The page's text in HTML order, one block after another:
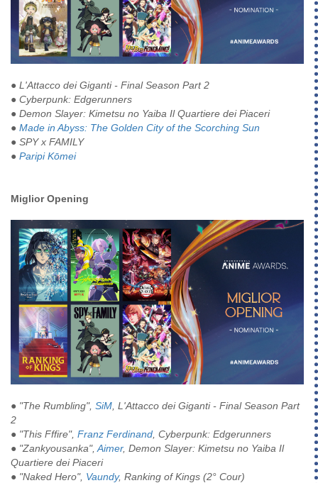
● L'Attacco dei Giganti - Final Season Part 2
● Cyberpunk: Edgerunners
● Demon Slayer: Kimetsu no Yaiba Il Quartiere dei Piaceri
● Made in Abyss: The Golden City of the Scorching Sun
● SPY x FAMILY
● Paripi Kōmei
Miglior Opening
● "The Rumbling", SiM , L'Attacco dei Giganti - Final Season Part
2
● "This Fffire", Franz Ferdinand , Cyberpunk: Edgerunners
● "Zankyousanka", Aimer, Demon Slayer: Kimetsu no Yaiba Il
Quartiere dei Piaceri
● "Naked Hero", Vaundy, Ranking of Kings (2° Cour)